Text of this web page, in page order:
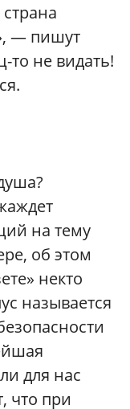
— пишут
то не видать!
на тему
об этом
некто
называется
для нас
что при